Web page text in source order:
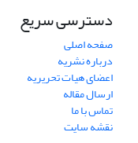
دسترسی سریع
صفحه اصلی
درباره نشریه
اعضای هیات تحریریه
ارسال مقاله
تماس با ما
نقشه سایت